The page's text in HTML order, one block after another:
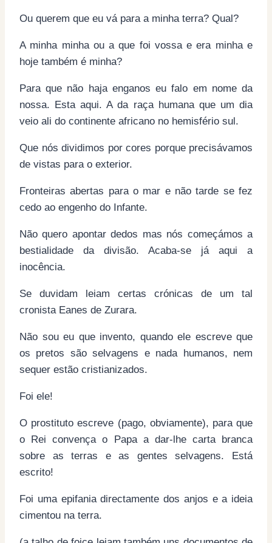
Ou querem que eu vá para a minha terra? Qual?
A minha minha ou a que foi vossa e era minha e
hoje também é minha?
Para que não haja enganos eu falo em nome da
nossa. Esta aqui. A da raça humana que um dia
veio ali do continente africano no hemisfério sul.
Que nós dividimos por cores porque precisávamos
de vistas para o exterior.
Fronteiras abertas para o mar e não tarde se fez
cedo ao engenho do Infante.
Não quero apontar dedos mas nós começámos a
bestialidade da divisão. Acaba-se já aqui a
inocência.
Se duvidam leiam certas crónicas de um tal
cronista Eanes de Zurara.
Não sou eu que invento, quando ele escreve que
os pretos são selvagens e nada humanos, nem
sequer estão cristianizados.
Foi ele!
O prostituto escreve (pago, obviamente), para que
o Rei convença o Papa a dar-lhe carta branca
sobre as terras e as gentes selvagens. Está
escrito!
Foi uma epifania directamente dos anjos e a ideia
cimentou na terra.